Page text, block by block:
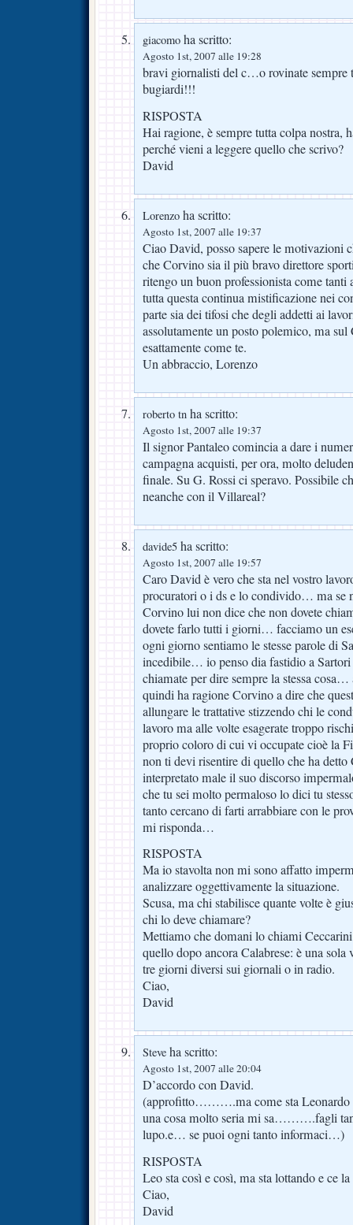
giacomo ha scritto:
Agosto 1st, 2007 alle 19:28
bravi giornalisti del c…o rovinate
bugiardi!!!
RISPOSTA
Hai ragione, è sempre tutta colpa nostra,
perché vieni a leggere quello che scrivo?
David
Lorenzo ha scritto:
Agosto 1st, 2007 alle 19:37
Ciao David, posso sapere le motivazioni
che Corvino sia il più bravo direttore
ritengo un buon professionista come
tutta questa continua mistificazione nei
parte sia dei tifosi che degli addetti ai
assolutamente un posto polemico, ma sul
esattamente come te.
Un abbraccio, Lorenzo
roberto tn ha scritto:
Agosto 1st, 2007 alle 19:37
Il signor Pantaleo comincia a dare i
campagna acquisti, per ora, molto
finale. Su G. Rossi ci speravo. Possibile
neanche con il Villareal?
davide5 ha scritto:
Agosto 1st, 2007 alle 19:57
Caro David è vero che sta nel vostro
procuratori o i ds e lo condivido… ma se
Corvino lui non dice che non dovete
dovete farlo tutti i giorni… facciamo un
ogni giorno sentiamo le stesse parole di
incedibile… io penso dia fastidio a Sartori
chiamate per dire sempre la stessa
quindi ha ragione Corvino a dire che
allungare le trattative stizzendo chi le
lavoro ma alle volte esagerate troppo
proprio coloro di cui vi occupate cioè la
non ti devi risentire di quello che ha
interpretato male il suo discorso
che tu sei molto permaloso lo dici tu
tanto cercano di farti arrabbiare con le
mi risponda…
RISPOSTA
Ma io stavolta non mi sono affatto
analizzare oggettivamente la situazione.
Scusa, ma chi stabilisce quante volte è
chi lo deve chiamare?
Mettiamo che domani lo chiami
quello dopo ancora Calabrese: è una
tre giorni diversi sui giornali o in radio.
Ciao,
David
Steve ha scritto:
Agosto 1st, 2007 alle 20:04
D’accordo con David.
(approfitto……….ma come sta Leonardo
una cosa molto seria mi sa……….fagli
lupo.e… se puoi ogni tanto informaci…)
RISPOSTA
Leo sta così e così, ma sta lottando e ce
Ciao,
David